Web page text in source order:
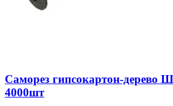
Саморез гипсокартон-дерево
4000шт